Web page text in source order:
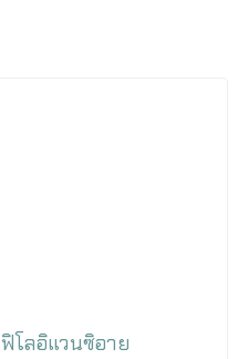
ฟิโลอิแวนซิอาย